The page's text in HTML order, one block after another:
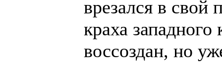
врезался в свой
краха
воссоздан, но